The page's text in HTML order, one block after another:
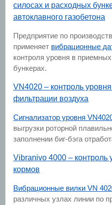
силосах и расходных
автоклавного газобетона
Предприятие по
применяет вибрационные
контроля уровня в
бункерах.
VN4020 – контроль
фильтрации воздуха
Сигнализатор уровня
выгрузки роторной
заполнении биг-бэга
Vibranivo 4000 – контроль
кормов
Вибрационные вилки VN
различных узлах линии по